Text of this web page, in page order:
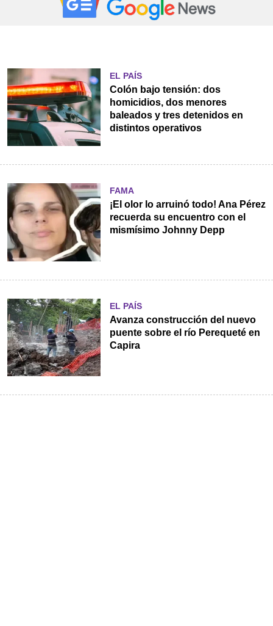
EL PAÍS
Colón bajo tensión: dos
homicidios, dos menores
baleados y tres detenidos en
distintos operativos
FAMA
¡El olor lo arruinó todo! Ana Pérez
recuerda su encuentro con el
mismísimo Johnny Depp
EL PAÍS
Avanza construcción del nuevo
puente sobre el río Perequeté en
Capira